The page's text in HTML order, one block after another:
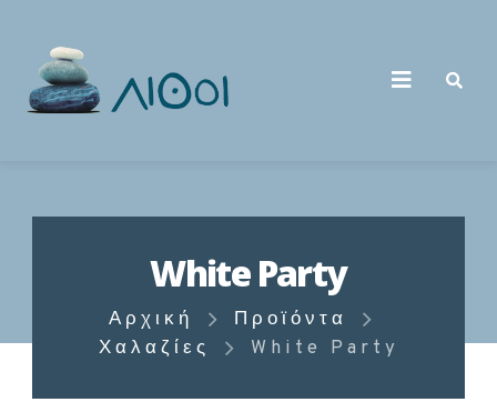
White Party
Αρχική
Προϊόντα
Χαλαζίες
White Party